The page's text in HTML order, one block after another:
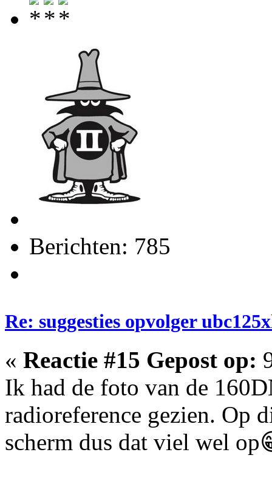
Berichten: 785
Re: suggesties opvolger
« Reactie #15 Gepost op:
Ik had de foto van de
radioreference gezien. Op
scherm dus dat viel wel